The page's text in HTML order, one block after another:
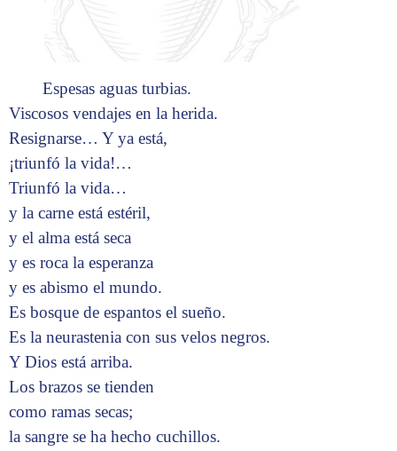
Espesas aguas turbias.
Viscosos vendajes en la herida.
Resignarse… Y ya está,
¡triunfó la vida!…
Triunfó la vida…
y la carne está estéril,
y el alma está seca
y es roca la esperanza
y es abismo el mundo.
Es bosque de espantos el sueño.
Es la neurastenia con sus velos negros.
Y Dios está arriba.
Los brazos se tienden
como ramas secas;
la sangre se ha hecho cuchillos.